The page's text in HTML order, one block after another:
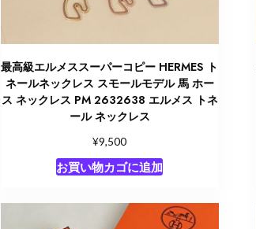
最高級エルメススーパーコピー HERMES ト
ネールネックレス スモールモデル 馬 ホー
ス ネックレス PM 2632638 エルメス トネ
ール ネックレス
¥9,500
お買い物カゴに追加